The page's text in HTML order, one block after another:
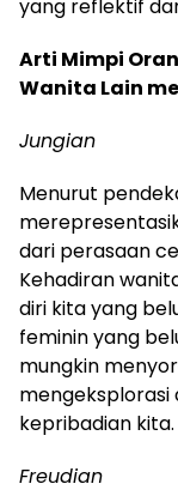
yang reflektif
Arti Mimpi
Wanita Lain
Jungian
Menurut
dari perasaan
Kehadiran
diri kita yang
feminin yang
mungkin
mengeksplorasi
kepribadian kita.
Freudian